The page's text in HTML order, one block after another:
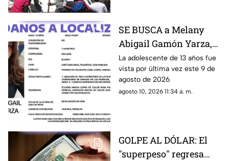
SE BUSCA a Melany
Abigail Gamón Yarza,
menor DESAPARECIDA
en Cuautla
La adolescente de 13 años fue
vista por última vez este 9 de
agosto de 2026
agosto 10, 2026 11:34 a. m.
GOLPE AL DÓLAR: El
"superpeso" regresa